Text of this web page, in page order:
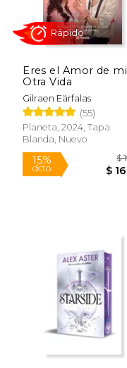
Eres el Amor de mi
Otra Vida
Gilraen Eärfalas
(55)
Planeta, 2024, Tapa
Blanda, Nuevo